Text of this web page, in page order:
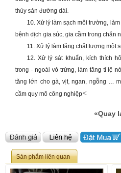
thủy sản đường dài.
10. Xử lý làm sạch môi trường,
bệnh dịch gia súc, gia cầm trong chăn
11. Xử lý làm tăng chất lượng một
12. Xử lý sát khuẩn, kích thích
trong - ngoài vỏ trứng, làm tăng tỉ lệ
tăng lớn cho gà, vịt, ngan, ngỗng …
cầm quy mô công nghiệp<
«Quay
Sản phẩm liên quan